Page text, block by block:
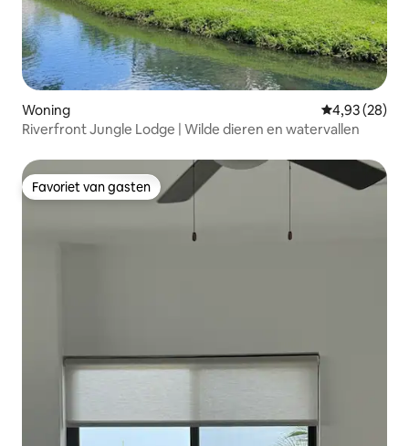
Woning Gemiddelde
4,93 (28)
Riverfront Jungle Lodge | Wilde dieren en watervallen
Favoriet van gasten
Favoriet van gasten